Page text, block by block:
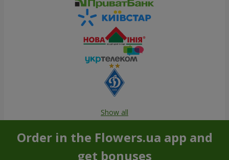
Show all
Order in the Flowers.ua app and
get bonuses